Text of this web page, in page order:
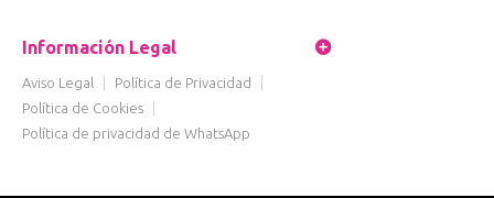
Información Legal
Aviso Legal Política de Privacidad
Política de Cookies
Política de privacidad de WhatsApp